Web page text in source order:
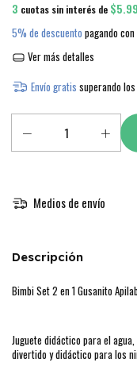
3 cuotas sin interés de
5% de descuento pagando
Ver más detalles
Envío gratis superando los
Medios de envío
Descripción
Bimbi Set 2 en 1 Gusanito
Juguete didáctico para el
divertido y didáctico para los